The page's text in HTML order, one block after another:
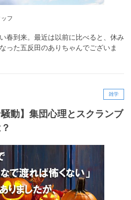
フ
春到来。最近は以前に比べると、休み
った五反田のありちゃんでございま
雑学
騒動】集団心理とスクランブ